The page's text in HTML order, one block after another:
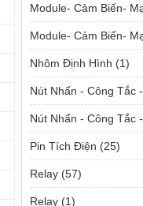
Module- Cảm Biến-
Module- Cảm Biến-
Nhôm Định Hình (1)
Nút Nhấn - Công Tắc
Nút Nhấn - Công Tắc
Pin Tích Điện (25)
Relay (57)
Relay (1)